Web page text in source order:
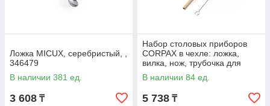
Ложка MICUX, серебристый, ,
346479
В наличии 381 ед.
3 608 ₸
Набор столовых приборов
CORPAX в чехле: ложка,
вилка, нож, трубочка для
питья и ершик для чистки
трубочки,
В наличии 84 ед.
5 738 ₸